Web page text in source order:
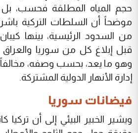
حجم المياه المطلقة فحسب، بل
موضحاً أن السلطات التركية
من السدود الرئيسية، بينها
قبل إبلاغ كل من سوريا والعراق
وهو ما يعد، بحسب وصفه، مخالفاً
إدارة الأنهار الدولية المشتركة.
فيضانات سوريا
ويشير الخبير البيئي إلى أن